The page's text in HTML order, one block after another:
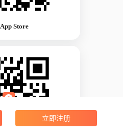
App Store
立即注册